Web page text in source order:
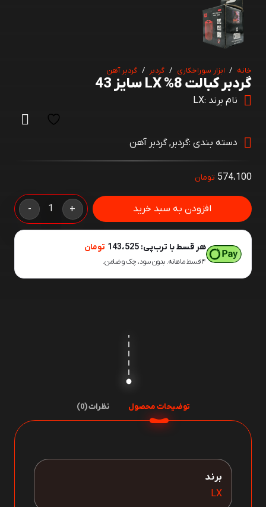
خانه / ابزار سوراخکاری / گردبر / گردبر آهن
گردبر کبالت 8% LX سایز 43
نام برند :LX
دسته بندی :گردبر,گردبر آهن
گردبر
کبالت
LX
+
- افزودن به سبد خرید
هر قسط با ترب‌پی: 143،525 تومان
۴ قسط ماهانه. بدون سود، چک و ضامن.
574،100 تومان
توضیحات محصول نظرات (0)
برند
LX